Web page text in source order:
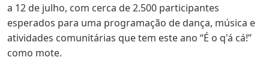
a 12 de julho, com cerca de 2.500 participantes
esperados para uma programação de dança, música e
atividades comunitárias que tem este ano “É o q'á cá!”
como mote.